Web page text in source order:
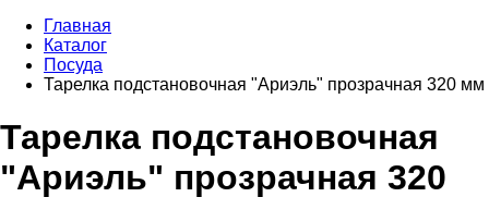
Главная
Каталог
Посуда
Тарелка подстановочная "Ариэль" прозрачная 320 мм
Тарелка подстановочная
"Ариэль" прозрачная 320